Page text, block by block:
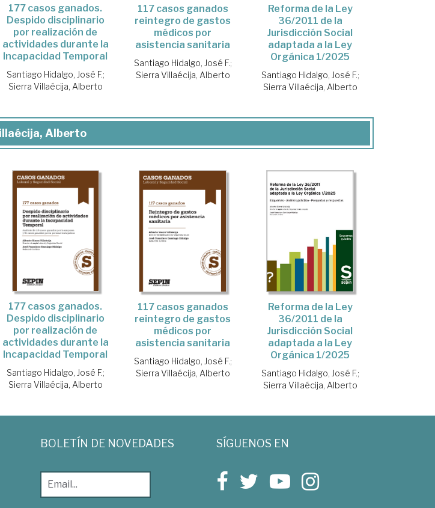
177 casos ganados.
Despido disciplinario
por realización de
actividades durante la
Incapacidad Temporal
Santiago Hidalgo, José F.;
Sierra Villaécija, Alberto
117 casos ganados
reintegro de gastos
médicos por
asistencia sanitaria
Santiago Hidalgo, José F.;
Sierra Villaécija, Alberto
Reforma de la Ley
36/2011 de la
Jurisdicción Social
adaptada a la Ley
Orgánica 1/2025
Santiago Hidalgo, José F.;
Sierra Villaécija, Alberto
Alberto
177 casos ganados.
Despido disciplinario
por realización de
actividades durante la
Incapacidad Temporal
Santiago Hidalgo, José F.;
Sierra Villaécija, Alberto
117 casos ganados
reintegro de gastos
médicos por
asistencia sanitaria
Santiago Hidalgo, José F.;
Sierra Villaécija, Alberto
Reforma de la Ley
36/2011 de la
Jurisdicción Social
adaptada a la Ley
Orgánica 1/2025
Santiago Hidalgo, José F.;
Sierra Villaécija, Alberto
BOLETÍN DE NOVEDADES SÍGUENOS EN